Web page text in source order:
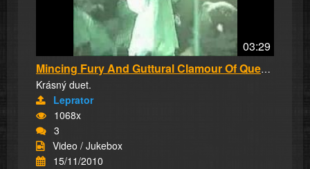
03:29
Mincing Fury And Guttural Clamour Of Queer De...
Krásný duet.
Leprator
1068x
3
Video / Jukebox
15/11/2010